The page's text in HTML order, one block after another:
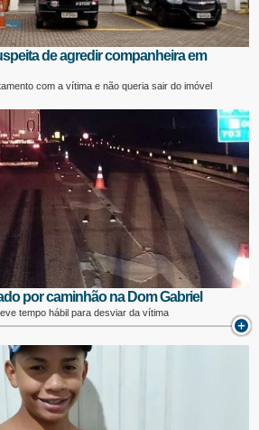
de agredir companheira em
com a vítima e não queria sair do imóvel
por caminhão na Dom Gabriel
tempo hábil para desviar da vítima